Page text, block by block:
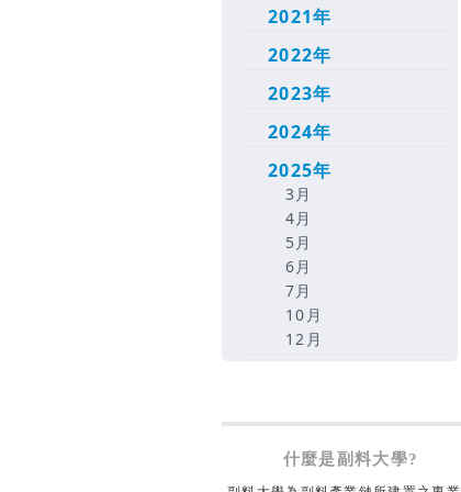
2021年
2022年
2023年
2024年
2025年
3月
4月
5月
6月
7月
10月
12月
什麼是副料大學?